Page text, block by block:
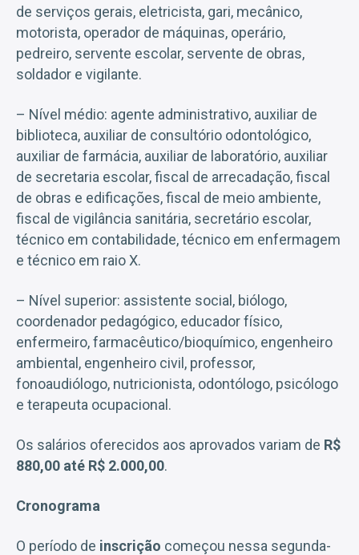
de serviços gerais, eletricista, gari, mecânico,
motorista, operador de máquinas, operário,
pedreiro, servente escolar, servente de obras,
soldador e vigilante.
– Nível médio: agente administrativo, auxiliar de
biblioteca, auxiliar de consultório odontológico,
auxiliar de farmácia, auxiliar de laboratório, auxiliar
de secretaria escolar, fiscal de arrecadação, fiscal
de obras e edificações, fiscal de meio ambiente,
fiscal de vigilância sanitária, secretário escolar,
técnico em contabilidade, técnico em enfermagem
e técnico em raio X.
– Nível superior: assistente social, biólogo,
coordenador pedagógico, educador físico,
enfermeiro, farmacêutico/bioquímico, engenheiro
ambiental, engenheiro civil, professor,
fonoaudiólogo, nutricionista, odontólogo, psicólogo
e terapeuta ocupacional.
Os salários oferecidos aos aprovados variam de R$
880,00 até R$ 2.000,00.
Cronograma
O período de inscrição começou nessa segunda-